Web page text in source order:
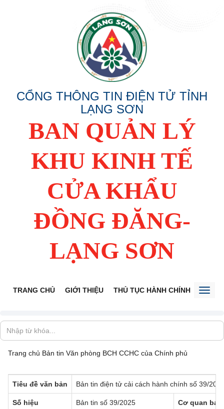
CỔNG THÔNG TIN ĐIỆN TỬ TỈNH
LẠNG SƠN
BAN QUẢN LÝ
KHU KINH TẾ
CỬA KHẨU
ĐỒNG ĐĂNG-
LẠNG SƠN
TRANG CHỦ GIỚI THIỆU THỦ TỤC HÀNH CHÍNH TIẾP
Trang chủ Bản tin Văn phòng BCH CCHC của Chính phủ
Tiêu đề văn bản Bản tin điện tử cải cách hành chính số 39/
Số hiệu Bản tin số 39/2025 Cơ quan